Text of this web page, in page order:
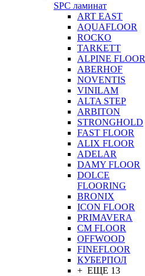
SPC ламинат
ART EAST
AQUAFLOOR
ROCKO
TARKETT
ALPINE FLOOR
ABERHOF
NOVENTIS
VINILAM
ALTA STEP
ARBITON
STRONGHOLD
FAST FLOOR
ALIX FLOOR
ADELAR
DAMY FLOOR
DOLCE
FLOORING
BRONIX
ICON FLOOR
PRIMAVERA
CM FLOOR
OFFWOOD
FINEFLOOR
КУБЕРПОЛ
+ ЕЩЕ 13